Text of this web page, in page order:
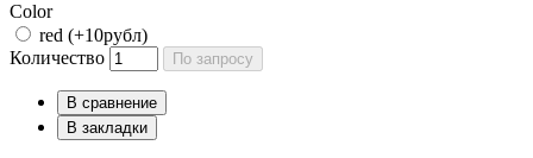
Color
red (+10рубл)
Количество
По запросу
В сравнение
В закладки